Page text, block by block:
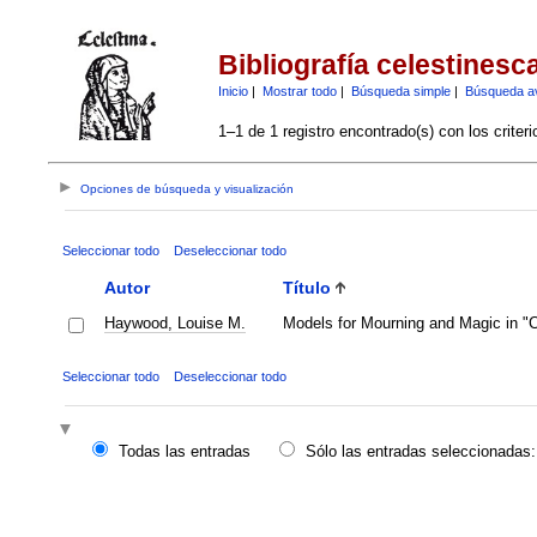
Bibliografía
Inicio| Mostrar todo| Búsqueda simple| Búsqueda
1–1 de 1 registro encontrado(s) con los
Opciones de búsqueda y visualización
Seleccionar todo Deseleccionar todo
Autor Título
Haywood, Louise M. Models for Mourning and Magic in
Seleccionar todo Deseleccionar todo
Todas las entradas
Sólo las entradas seleccionadas: